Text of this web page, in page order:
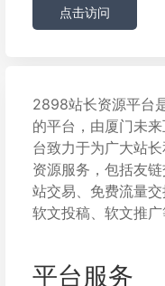
点击访问
2898站长资源平台
的平台，由厦门未
台致力于为广大站
资源服务，包括友
站交易、免费流量交
软文投稿、软文推广
平台服务